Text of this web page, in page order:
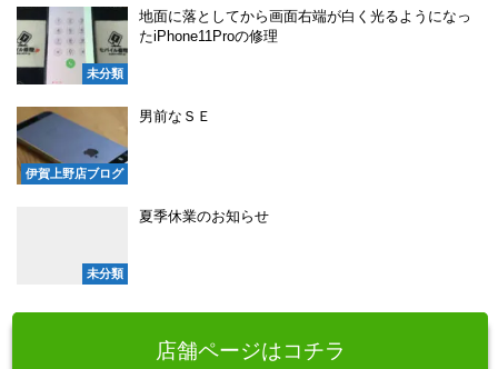
未分類
地面に落としてから画面右端が白く光るようになっ
たiPhone11Proの修理
伊賀上野店ブログ
男前なＳＥ
未分類
夏季休業のお知らせ
店舗ページはコチラ